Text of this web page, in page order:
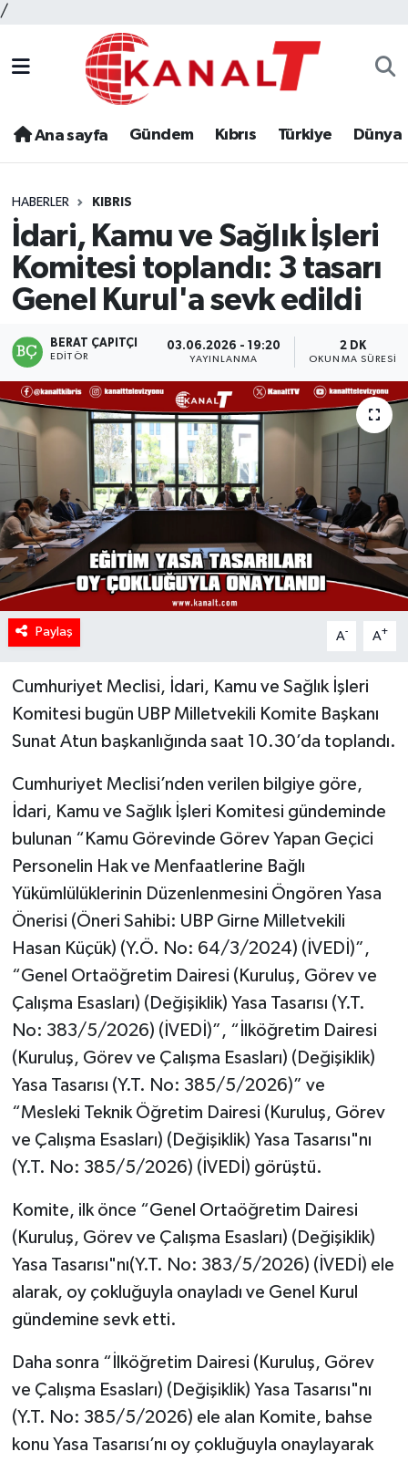
/
Ana sayfa Gündem Kıbrıs Türkiye Dünya
HABERLER KIBRIS
İdari, Kamu ve Sağlık İşleri
Komitesi toplandı: 3 tasarı
Genel Kurul'a sevk edildi
BERAT ÇAPITÇI
EDITÖR
03.06.2026 - 19:20
YAYINLANMA
2 DK
OKUNMA SÜRESI
Paylaş A- A+
Cumhuriyet Meclisi, İdari, Kamu ve Sağlık İşleri
Komitesi bugün UBP Milletvekili Komite Başkanı
Sunat Atun başkanlığında saat 10.30’da toplandı.
Cumhuriyet Meclisi’nden verilen bilgiye göre,
İdari, Kamu ve Sağlık İşleri Komitesi gündeminde
bulunan “Kamu Görevinde Görev Yapan Geçici
Personelin Hak ve Menfaatlerine Bağlı
Yükümlülüklerinin Düzenlenmesini Öngören Yasa
Önerisi (Öneri Sahibi: UBP Girne Milletvekili
Hasan Küçük) (Y.Ö. No: 64/3/2024) (İVEDİ)”,
“Genel Ortaöğretim Dairesi (Kuruluş, Görev ve
Çalışma Esasları) (Değişiklik) Yasa Tasarısı (Y.T.
No: 383/5/2026) (İVEDİ)”, “İlköğretim Dairesi
(Kuruluş, Görev ve Çalışma Esasları) (Değişiklik)
Yasa Tasarısı (Y.T. No: 385/5/2026)” ve
“Mesleki Teknik Öğretim Dairesi (Kuruluş, Görev
ve Çalışma Esasları) (Değişiklik) Yasa Tasarısı"nı
(Y.T. No: 385/5/2026) (İVEDİ) görüştü.
Komite, ilk önce “Genel Ortaöğretim Dairesi
(Kuruluş, Görev ve Çalışma Esasları) (Değişiklik)
Yasa Tasarısı"nı(Y.T. No: 383/5/2026) (İVEDİ) ele
alarak, oy çokluğuyla onayladı ve Genel Kurul
gündemine sevk etti.
Daha sonra “İlköğretim Dairesi (Kuruluş, Görev
ve Çalışma Esasları) (Değişiklik) Yasa Tasarısı"nı
(Y.T. No: 385/5/2026) ele alan Komite, bahse
konu Yasa Tasarısı’nı oy çokluğuyla onaylayarak